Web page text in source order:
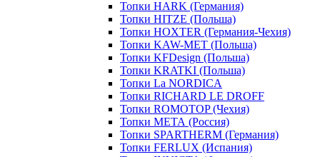
Топки HARK (Германия)
Топки HITZE (Польша)
Топки HOXTER (Германия-Чехия)
Топки KAW-MET (Польша)
Топки KFDesign (Польша)
Топки KRATKI (Польша)
Топки La NORDICA
Топки RICHARD LE DROFF
Топки ROMOTOP (Чехия)
Топки МЕТА (Россия)
Топки SPARTHERM (Германия)
Топки FERLUX (Испания)